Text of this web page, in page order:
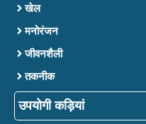
खेल
मनोरंजन
जीवनशैली
तकनीक
उपयोगी कड़ियां